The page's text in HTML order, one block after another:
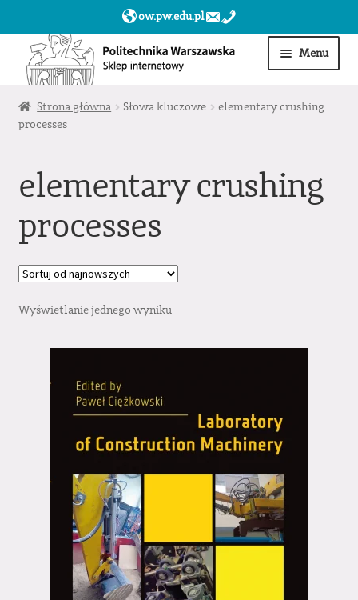
ow.pw.edu.pl
Przejdź
do
nawigacji
Przejdź
do
treści
Menu
Start
Moje konto
Obserwowane
Sklep dla jednostek PW »
Strona główna Słowa kluczowe
elementary crushing
processes
elementary crushing
processes
Wyświetlanie jednego wyniku